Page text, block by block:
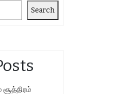
Search